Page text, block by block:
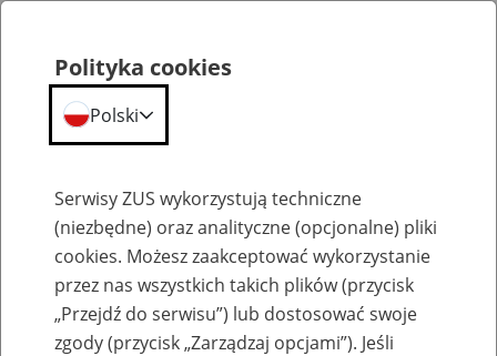
Szkolenia
Polityka cookies
Polski
Serwisy ZUS wykorzystują techniczne
(niezbędne) oraz analityczne (opcjonalne) pliki
cookies. Możesz zaakceptować wykorzystanie
przez nas wszystkich takich plików (przycisk
„Przejdź do serwisu”) lub dostosować swoje
zgody (przycisk „Zarządzaj opcjami”). Jeśli